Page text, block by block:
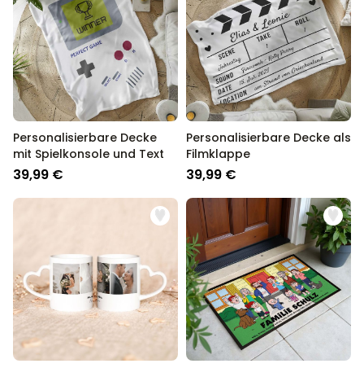
Personalisierbare Decke
mit Spielkonsole und Text
39,99 €
Personalisierbare Decke als
Filmklappe
39,99 €